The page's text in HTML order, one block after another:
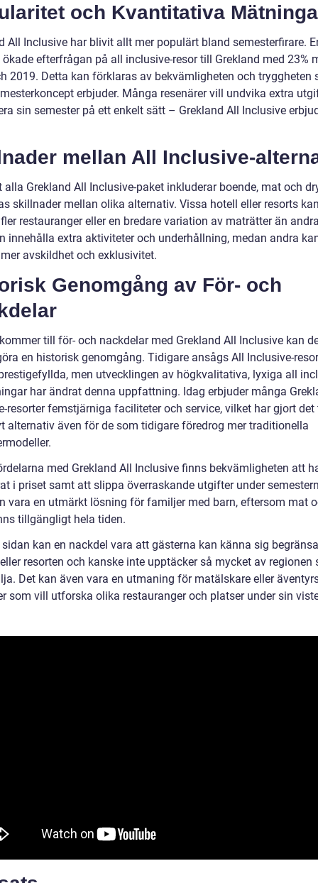
och Kvantitativa
All Inclusive har blivit allt mer populärt bland semesterfirare.
efterfrågan på all inclusive-resor till Grekland med 23%
2019. Detta kan förklaras av bekvämligheten och tryggheten
erbjuder. Många resenärer vill undvika extra
sin semester på ett enkelt sätt – Grekland All Inclusive
mellan All Inclusive-
alla Grekland All Inclusive-paket inkluderar boende, mat och
skillnader mellan olika alternativ. Vissa hotell eller resorts
restauranger eller en bredare variation av maträtter än
innehålla extra aktiviteter och underhållning, medan andra
avskildhet och exklusivitet.
Genomgång av För- och
till för- och nackdelar med Grekland All Inclusive kan
en historisk genomgång. Tidigare ansågs All Inclusive-
men utvecklingen av högkvalitativa, lyxiga all
har ändrat denna uppfattning. Idag erbjuder många
resorter femstjärniga faciliteter och service, vilket har gjort
alternativ även för de som tidigare föredrog mer traditionella
med Grekland All Inclusive finns bekvämligheten att
i priset samt att slippa överraskande utgifter under
vara en utmärkt lösning för familjer med barn, eftersom mat
tillgängligt hela tiden.
kan en nackdel vara att gästerna kan känna sig
resorten och kanske inte upptäcker så mycket av regionen
Det kan även vara en utmaning för matälskare eller
som vill utforska olika restauranger och platser under sin